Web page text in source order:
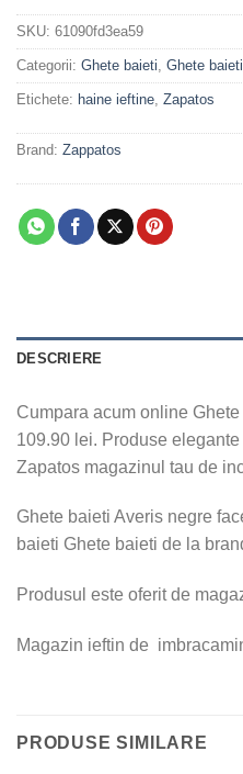
SKU: 61090fd3ea59
Categorii: Ghete baieti Ghete baieti
Etichete: haine ieftine Zapatos
Brand: Zappatos
DESCRIERE
Cumpara acum online
109.90 lei. Produse
Zapatos magazinul tau de
Ghete baieti Averis negre
baieti Ghete baieti de la
Produsul este oferit de
Magazin ieftin de
PRODUSE SIMILARE